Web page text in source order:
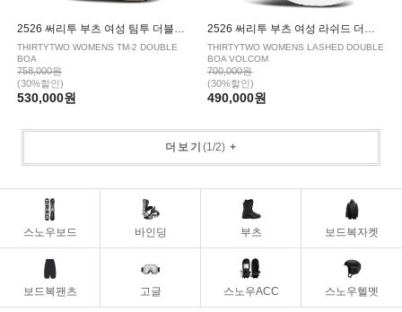
2526 써리투 부츠 여성 팀투 더블보아 BLACK
THIRTYTWO WOMENS TM-2 DOUBLE
BOA
758,000원
(30%할인)
530,000원
2526 써리투 부츠 여성 라쉬드 더블보아 볼컴 BLACK
THIRTYTWO WOMENS LASHED DOUBLE
BOA VOLCOM
700,000원
(30%할인)
490,000원
더보기 (1/2)+
스노우보드 바인딩 부츠 보드복자켓
보드복팬츠 고글 스노우ACC 스노우헬멧